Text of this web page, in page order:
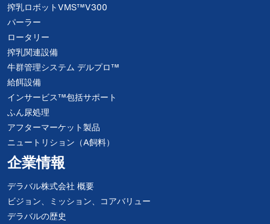
搾乳ロボットVMS™V300
パーラー
ロータリー
搾乳関連設備
牛群管理システム デルプロ™
給餌設備
インサービス™包括サポート
ふん尿処理
アフターマーケット製品
ニュートリション（A飼料）
企業情報
デラバル株式会社 概要
ビジョン、ミッション、コアバリュー
デラバルの歴史